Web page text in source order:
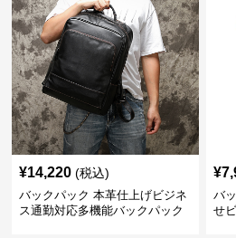
¥14,220 (税込)
バックパック 本革仕上げビジネ
ス通勤対応多機能バックパック
¥
バ
せ